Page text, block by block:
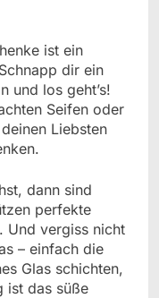
ist ein
dir ein
und los geht’s!
Seifen oder
Liebsten
dann sind
perfekte
Und vergiss nicht
– einfach die
Glas schichten,
ist das süße